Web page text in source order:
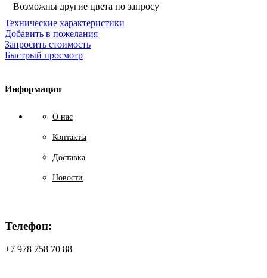
Возможны другие цвета по запросу
Технические характеристики
Добавить в пожелания
Запросить стоимость
Быстрый просмотр
Информация
О нас
Контакты
Доставка
Новости
Телефон:
+7 978 758 70 88